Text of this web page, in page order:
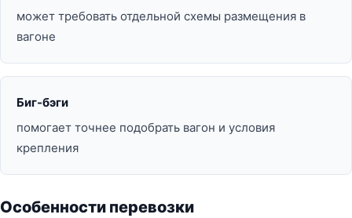
может требовать отдельной схемы размещения в
вагоне
Биг-бэги
помогает точнее подобрать вагон и условия
крепления
Особенности перевозки